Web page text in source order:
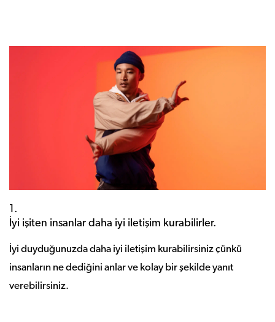
1.
İyi işiten insanlar daha iyi iletişim kurabilirler.
İyi duyduğunuzda daha iyi iletişim kurabilirsiniz çünkü
insanların ne dediğini anlar ve kolay bir şekilde yanıt
verebilirsiniz.